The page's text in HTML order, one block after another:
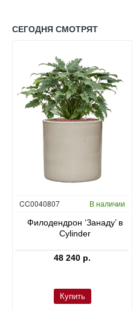
СЕГОДНЯ СМОТРЯТ
CC0040807 В наличии
Филодендрон ‘Занаду’ в
Cylinder
48 240 р.
Купить